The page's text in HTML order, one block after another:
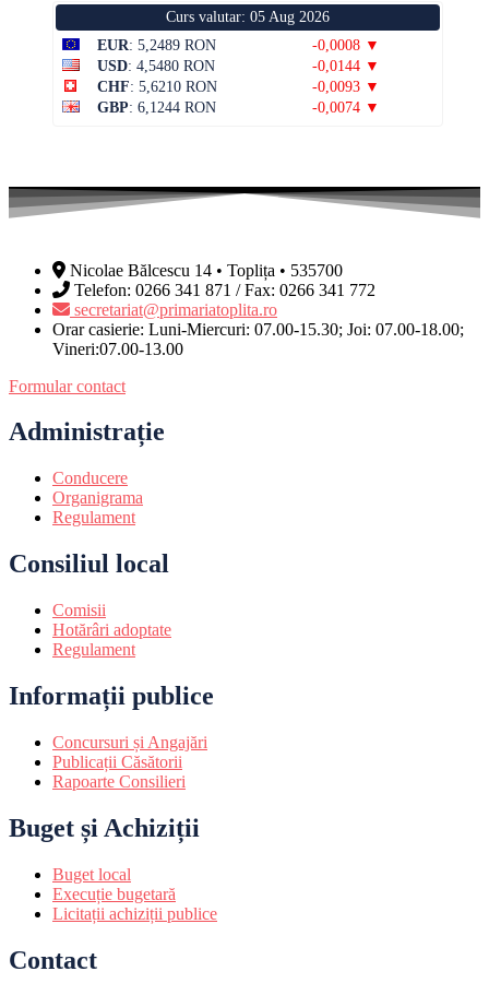
Curs valutar: 05 Aug 2026
EUR: 5,2489 RON
-0,0008 ▼
USD: 4,5480 RON
-0,0144 ▼
CHF: 5,6210 RON
-0,0093 ▼
GBP: 6,1244 RON -0,0074 ▼
Nicolae Bălcescu 14 • Toplița • 535700
Telefon: 0266 341 871 / Fax: 0266 341 772
secretariat@primariatoplita.ro
Orar casierie: Luni-Miercuri: 07.00-15.30; Joi: 07.00-18.00;
Vineri:07.00-13.00
Formular contact
Administrație
Conducere
Organigrama
Regulament
Consiliul local
Comisii
Hotărâri adoptate
Regulament
Informații publice
Concursuri și Angajări
Publicații Căsătorii
Rapoarte Consilieri
Buget și Achiziții
Buget local
Execuție bugetară
Licitații achiziții publice
Contact